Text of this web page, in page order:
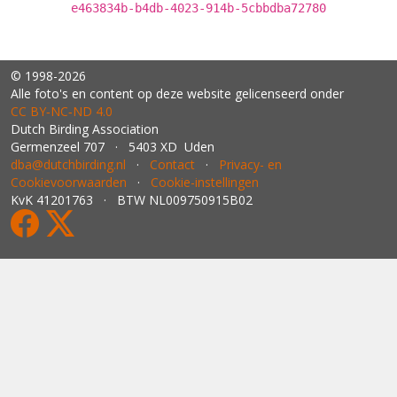
e463834b-b4db-4023-914b-5cbbdba72780
© 1998-2026
Alle foto's en content op deze website gelicenseerd onder
CC BY‑NC‑ND 4.0
Dutch Birding Association
Germenzeel 707 · 5403 XD Uden
dba@dutchbirding.nl · Contact · Privacy- en
Cookievoorwaarden · Cookie-instellingen
KvK 41201763 · BTW NL009750915B02